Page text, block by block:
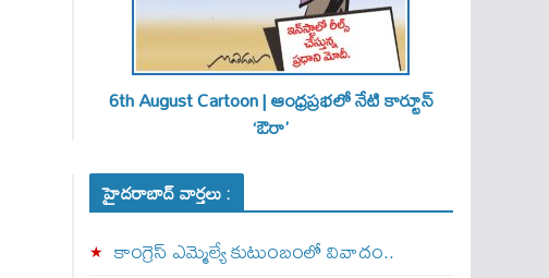
6th August Cartoon | ఆంధ్రప్రభలో నేటి కార్టూన్
‘ఔరా’
హైదరాబాద్ వార్తలు :
కాంగ్రెస్ ఎమ్మెల్యే కుటుంబంలో వివాదం..